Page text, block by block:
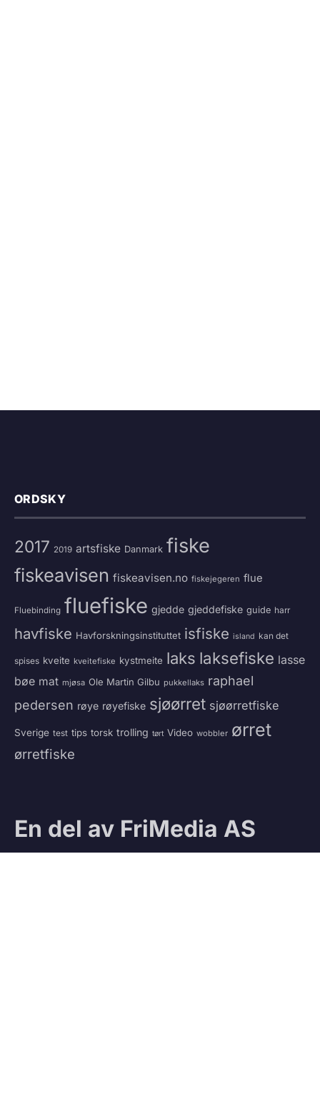
ORDSKY
2017 2019 artsfiske Danmark fiske
fiskeavisen fiskeavisen.no fiskejegeren flue
Fluebinding fluefiske gjedde gjeddefiske guide harr
havfiske Havforskningsinstituttet isfiske island kan det
spises kveite kveitefiske kystmeite laks laksefiske lasse
bøe mat mjøsa Ole Martin Gilbu pukkellaks raphael
pedersen røye røyefiske sjøørret sjøørretfiske
Sverige test tips torsk trolling tørt Video wobbler ørret
ørretfiske
En del av FriMedia AS